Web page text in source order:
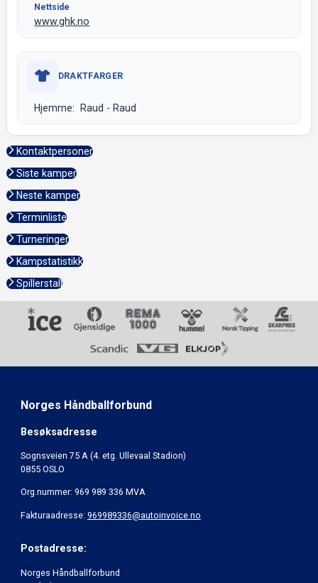
Nettside
www.ghk.no
DRAKTFARGER
Hjemme: Raud - Raud
Kontaktpersoner
Siste kamper
Neste kamper
Terminliste
Turneringer
Kampstatistikk
Spillerstall
Norges Håndballforbund
Besøksadresse
Sognsveien 75 A (4. etg. Ullevaal Stadion)
0855 OSLO
Org.nummer: 969 989 336 MVA
Fakturaadresse: 969989336@autoinvoice.no
Postadresse:
Norges Håndballforbund